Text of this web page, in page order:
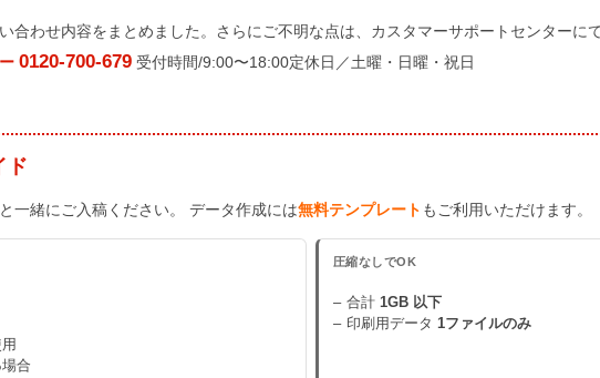
合わせ内容をまとめました。さらにご不明な点は、カスタマーサポートセンターに
0120-700-679 受付時間/9:00〜18:00定休日／土曜・日曜・祝日
ド
と一緒にご入稿ください。 データ作成には無料テンプレート もご利用いただけます。
場合
圧縮なしでOK
合計 1GB 以下
印刷用データ 1ファイルのみ